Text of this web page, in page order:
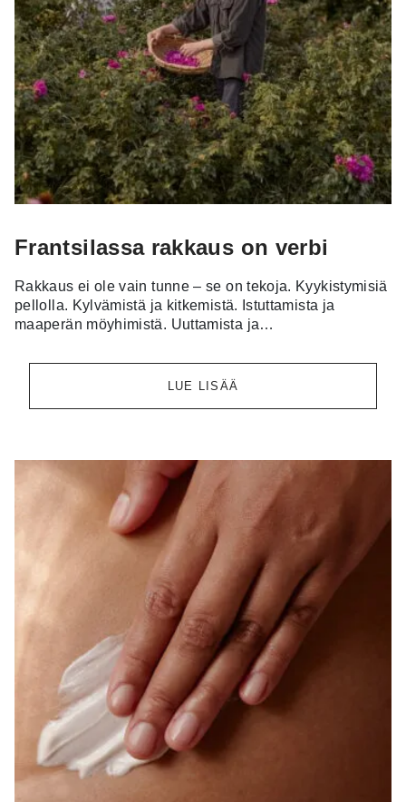
Frantsilassa rakkaus on verbi
Rakkaus ei ole vain tunne – se on tekoja. Kyykistymisiä
pellolla. Kylvämistä ja kitkemistä. Istuttamista ja
maaperän möyhimistä. Uuttamista ja…
LUE LISÄÄ